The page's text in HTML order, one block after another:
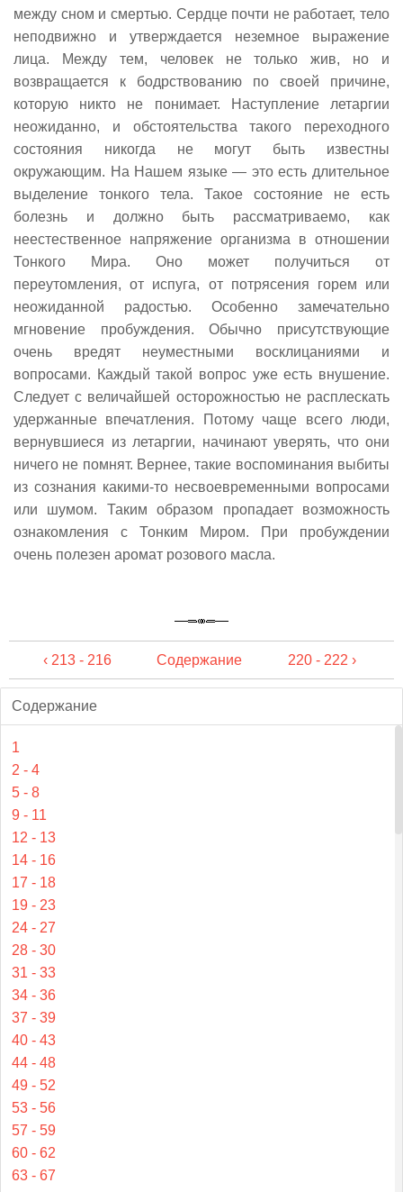
между сном и смертью. Сердце почти не работает, тело
неподвижно и утверждается неземное выражение
лица. Между тем, человек не только жив, но и
возвращается к бодрствованию по своей причине,
которую никто не понимает. Наступление летаргии
неожиданно, и обстоятельства такого переходного
состояния никогда не могут быть известны
окружающим. На Нашем языке — это есть длительное
выделение тонкого тела. Такое состояние не есть
болезнь и должно быть рассматриваемо, как
неестественное напряжение организма в отношении
Тонкого Мира. Оно может получиться от
переутомления, от испуга, от потрясения горем или
неожиданной радостью. Особенно замечательно
мгновение пробуждения. Обычно присутствующие
очень вредят неуместными восклицаниями и
вопросами. Каждый такой вопрос уже есть внушение.
Следует с величайшей осторожностью не расплескать
удержанные впечатления. Потому чаще всего люди,
вернувшиеся из летаргии, начинают уверять, что они
ничего не помнят. Вернее, такие воспоминания выбиты
из сознания какими-то несвоевременными вопросами
или шумом. Таким образом пропадает возможность
ознакомления с Тонким Миром. При пробуждении
очень полезен аромат розового масла.
‹ 213 - 216 Содержание 220 - 222 ›
Содержание
1
2 - 4
5 - 8
9 - 11
12 - 13
14 - 16
17 - 18
19 - 23
24 - 27
28 - 30
31 - 33
34 - 36
37 - 39
40 - 43
44 - 48
49 - 52
53 - 56
57 - 59
60 - 62
63 - 67